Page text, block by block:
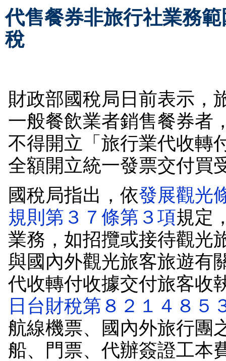
代售餐券非旅行社業務
稅
財政部國稅局日前表示，
一般餐飲業者銷售餐券者
不得開立「旅行業代收轉
全額開立統一發票交付買
國稅局指出，依發展觀光
規則第３７條第３項規定
業務，如招攬或接待觀光
與國內外觀光旅客旅遊有
代收轉付收據交付旅客收
日台財稅第８２１４８５
航線機票、國內外旅行團
船、門票、代辦簽證工本